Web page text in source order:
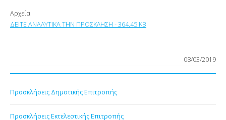
Αρχεία
ΔΕΙΤΕ ΑΝΑΛΥΤΙΚΑ ΤΗΝ ΠΡΟΣΚΛΗΣΗ - 364.45 KB
08/03/2019
Προσκλήσεις Δημοτικής Επιτροπής
Προσκλήσεις Εκτελεστικής Επιτροπής